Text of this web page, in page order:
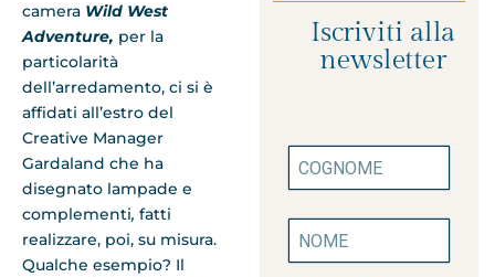
camera Wild West
Adventure, per la
particolarità
dell’arredamento, ci si è
affidati all’estro del
Creative Manager
Gardaland che ha
disegnato lampade e
complementi, fatti
realizzare, poi, su misura.
Qualche esempio? Il
Iscriviti alla
newsletter